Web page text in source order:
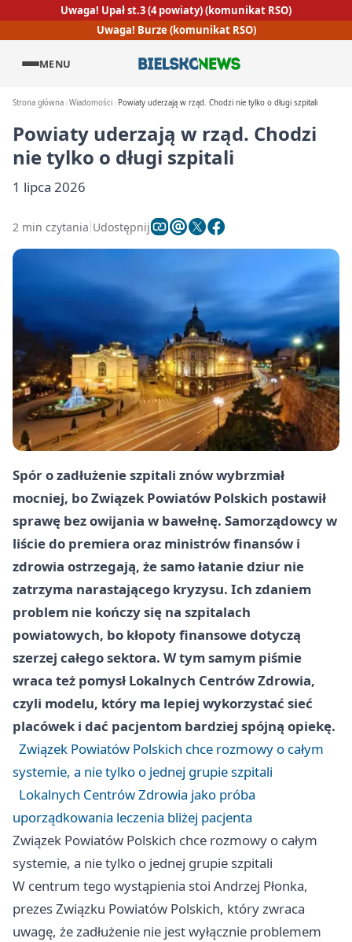
Uwaga! Upał st.3 (4 powiaty) (komunikat RSO)
Uwaga! Burze (komunikat RSO)
MENU
Strona główna Wiadomości Powiaty uderzają w rząd. Chodzi nie tylko o długi szpitali
Powiaty uderzają w rząd. Chodzi
nie tylko o długi szpitali
1 lipca 2026
2 min czytania Udostępnij
Spór o zadłużenie szpitali znów wybrzmiał
mocniej, bo Związek Powiatów Polskich postawił
sprawę bez owijania w bawełnę. Samorządowcy w
liście do premiera oraz ministrów finansów i
zdrowia ostrzegają, że samo łatanie dziur nie
zatrzyma narastającego kryzysu. Ich zdaniem
problem nie kończy się na szpitalach
powiatowych, bo kłopoty finansowe dotyczą
szerzej całego sektora. W tym samym piśmie
wraca też pomysł Lokalnych Centrów Zdrowia,
czyli modelu, który ma lepiej wykorzystać sieć
placówek i dać pacjentom bardziej spójną opiekę.
Związek Powiatów Polskich chce rozmowy o całym
systemie, a nie tylko o jednej grupie szpitali
Lokalnych Centrów Zdrowia jako próba
uporządkowania leczenia bliżej pacjenta
Związek Powiatów Polskich chce rozmowy o całym
systemie, a nie tylko o jednej grupie szpitali
W centrum tego wystąpienia stoi Andrzej Płonka,
prezes Związku Powiatów Polskich, który zwraca
uwagę, że zadłużenie nie jest wyłącznie problemem